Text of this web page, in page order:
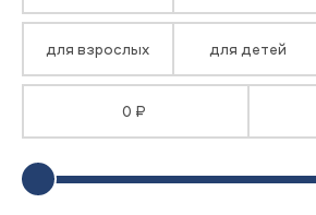
для взрослых для детей
0 ₽